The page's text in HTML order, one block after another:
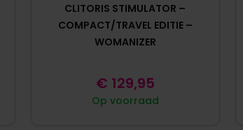
CLITORIS STIMULATOR –
COMPACT/TRAVEL EDITIE –
WOMANIZER
Op voorraad
€ 129,95